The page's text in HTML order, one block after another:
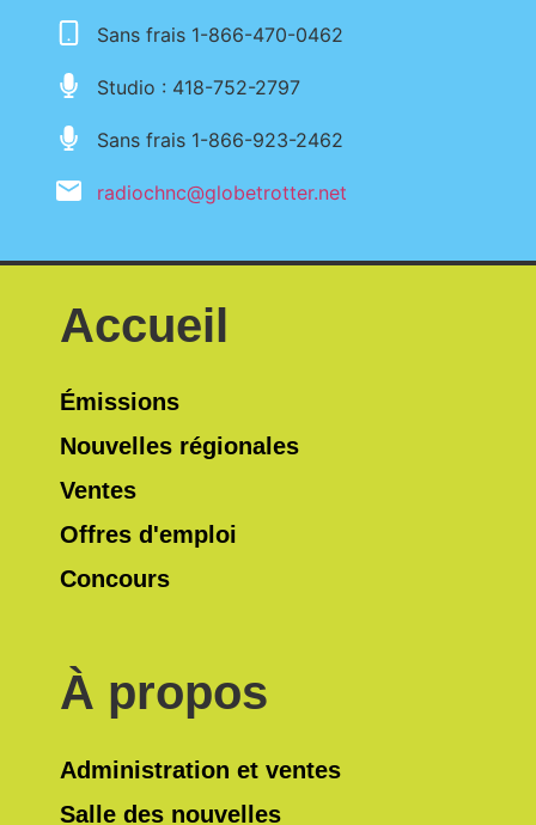
Sans frais 1-866-470-0462
Studio : 418-752-2797
Sans frais 1-866-923-2462
radiochnc@globetrotter.net
Accueil
Émissions
Nouvelles régionales
Ventes
Offres d'emploi
Concours
À propos
Administration et ventes
Salle des nouvelles